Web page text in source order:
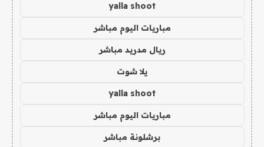
yalla shoot
مباريات اليوم مباشر
ريال مدريد مباشر
يلا شوت
yalla shoot
مباريات اليوم مباشر
برشلونة مباشر